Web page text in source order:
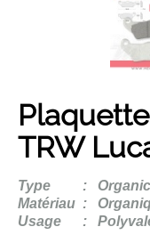
TRW
Type : Organic
Matériau :
Usage
: